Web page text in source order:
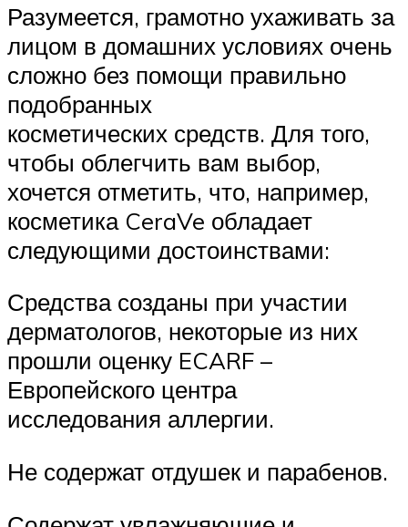
Разумеется, грамотно ухаживать за
лицом в домашних условиях очень
сложно без помощи правильно
подобранных
косметических средств. Для того,
чтобы облегчить вам выбор,
хочется отметить, что, например,
косметика CeraVe обладает
следующими достоинствами:
Средства созданы при участии
дерматологов, некоторые из них
прошли оценку ECARF –
Европейского центра
исследования аллергии.
Не содержат отдушек и парабенов.